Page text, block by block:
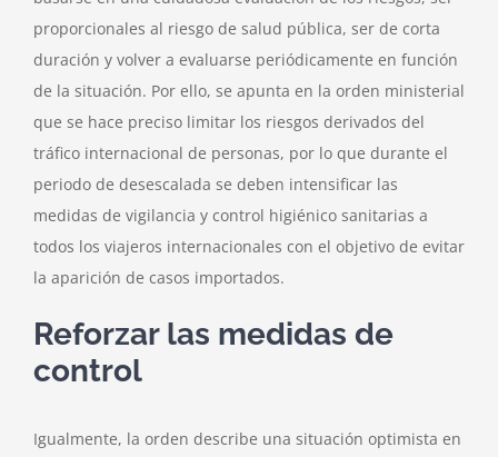
proporcionales al riesgo de salud pública, ser de corta
‎duración y volver a evaluarse periódicamente en función
de la situación.‎ Por ello, se apunta en la orden ministerial
que se hace preciso limitar los riesgos derivados del
tráfico internacional de personas, por lo que durante el
periodo de desescalada se deben intensificar las
medidas de vigilancia y control higiénico sanitarias a
todos los viajeros internacionales con el objetivo de evitar
la aparición de casos importados.
Reforzar las medidas de
control
Igualmente, la orden describe una situación optimista en